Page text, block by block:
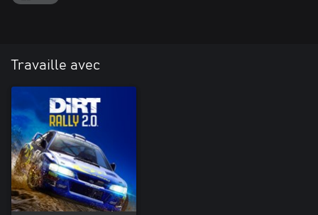
Travaille avec